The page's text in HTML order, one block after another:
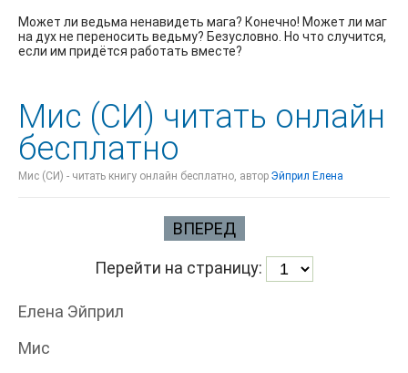
Может ли ведьма ненавидеть мага? Конечно! Может ли маг
на дух не переносить ведьму? Безусловно. Но что случится,
если им придётся работать вместе?
Мис (СИ) читать онлайн
бесплатно
Мис (СИ) - читать книгу онлайн бесплатно, автор Эйприл Елена
ВПЕРЕД
Перейти на страницу:
Елена Эйприл
Мис